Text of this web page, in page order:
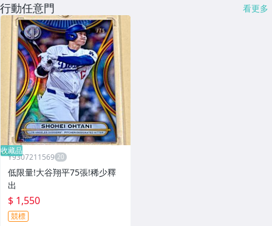
行動任意門 看更多
收藏品
Y9307211569
低限量!大谷翔平75張!稀少釋
出
$ 1,550
競標